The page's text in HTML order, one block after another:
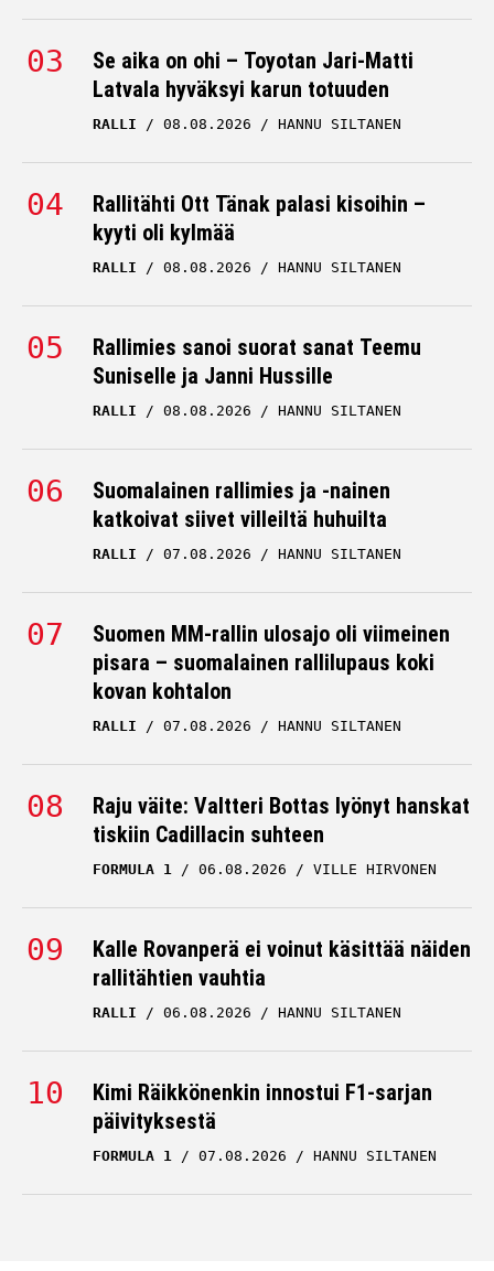
Se aika on ohi – Toyotan Jari-Matti
Latvala hyväksyi karun totuuden
RALLI 08.08.2026 HANNU SILTANEN
Rallitähti Ott Tänak palasi kisoihin –
kyyti oli kylmää
RALLI 08.08.2026 HANNU SILTANEN
Rallimies sanoi suorat sanat Teemu
Suniselle ja Janni Hussille
RALLI 08.08.2026 HANNU SILTANEN
Suomalainen rallimies ja -nainen
katkoivat siivet villeiltä huhuilta
RALLI 07.08.2026 HANNU SILTANEN
Suomen MM-rallin ulosajo oli viimeinen
pisara – suomalainen rallilupaus koki
kovan kohtalon
RALLI 07.08.2026 HANNU SILTANEN
Raju väite: Valtteri Bottas lyönyt hanskat
tiskiin Cadillacin suhteen
FORMULA 1 06.08.2026 VILLE HIRVONEN
Kalle Rovanperä ei voinut käsittää näiden
rallitähtien vauhtia
RALLI 06.08.2026 HANNU SILTANEN
Kimi Räikkönenkin innostui F1-sarjan
päivityksestä
FORMULA 1 07.08.2026 HANNU SILTANEN